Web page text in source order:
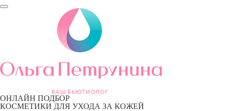
ОНЛАЙН ПОДБОР
КОСМЕТИКИ ДЛЯ УХОДА ЗА КОЖЕЙ